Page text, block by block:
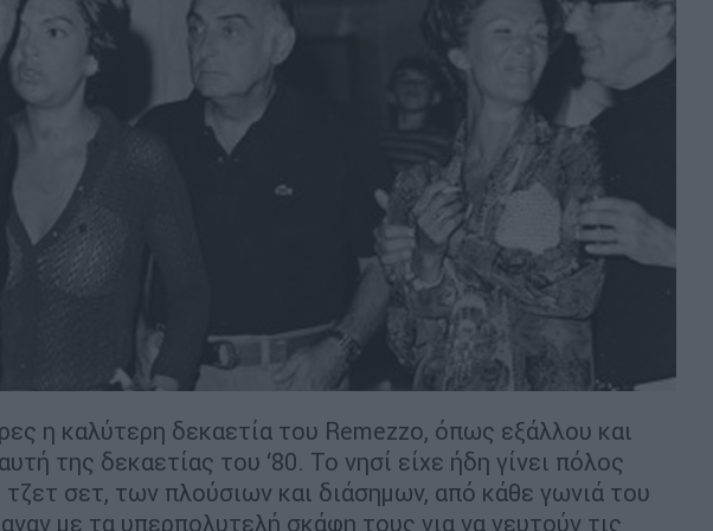
η καλύτερη δεκαετία του Remezzo, όπως εξάλλου και
της δεκαετίας του ‘80. Το νησί είχε ήδη γίνει πόλος
τζετ σετ, των πλούσιων και διάσημων, από κάθε γωνιά του
με τα υπερπολυτελή σκάφη τους για να γευτούν τις